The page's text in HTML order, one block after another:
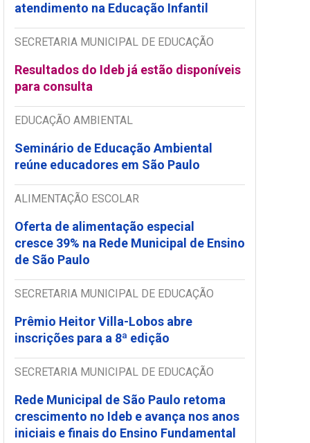
atendimento na Educação Infantil
SECRETARIA MUNICIPAL DE EDUCAÇÃO
Resultados do Ideb já estão disponíveis
para consulta
EDUCAÇÃO AMBIENTAL
Seminário de Educação Ambiental
reúne educadores em São Paulo
ALIMENTAÇÃO ESCOLAR
Oferta de alimentação especial
cresce 39% na Rede Municipal de Ensino
de São Paulo
SECRETARIA MUNICIPAL DE EDUCAÇÃO
Prêmio Heitor Villa-Lobos abre
inscrições para a 8ª edição
SECRETARIA MUNICIPAL DE EDUCAÇÃO
Rede Municipal de São Paulo retoma
crescimento no Ideb e avança nos anos
iniciais e finais do Ensino Fundamental